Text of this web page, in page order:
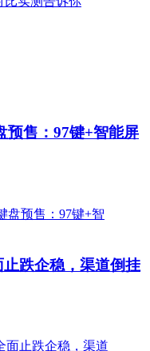
预售：97键+智能屏
跌企稳，渠道倒挂